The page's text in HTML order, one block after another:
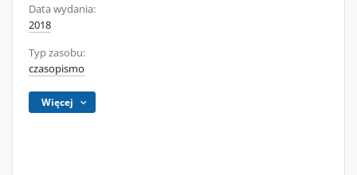
Data wydania:
2018
Typ zasobu:
czasopismo
Więcej